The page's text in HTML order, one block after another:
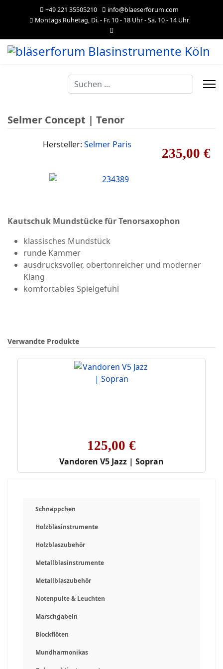
+49 221 35505210
info@blaeserforum.com
Montags Ruhetag, Di. - Fr. 10 - 18 Uhr - Sa. 10 - 14 Uhr
Suchen
...
Selmer Concept | Tenor
235,00 €
Hersteller: Selmer Paris
Kautschuk Mundstücke für Tenorsaxophon
klassisches Mundstück
runde Kammer
ausdrucksvoller, obertonreicher und moderner
Klang
komfortables Spielgefühl
Verwandte Produkte
125,00 €
Vandoren V5 Jazz | Sopran
Schnäppchen
Holzblasinstrumente
Holzblaszubehör
Metallblasinstrumente
Metallblaszubehör
Notenpulte & Leuchten
Marschgabeln
Blockflöten
Mundharmonikas